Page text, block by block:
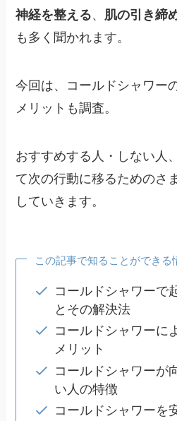
神経を整える、 肌の引き締
も多く聞かれます。
今回は、コールドシャワー
メリットも調査。
おすすめする人・しない人
て次の行動に移るためのさ
していきます。
この記事で知ることができる
コールドシャワーで
とその解決法
コールドシャワーに
メリット
コールドシャワーが
い人の特徴
コールドシャワーを